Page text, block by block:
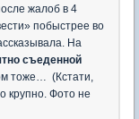
жалоб в 4
побыстрее во
На
съеденной
тоже… (Кстати,
крупно. Фото не